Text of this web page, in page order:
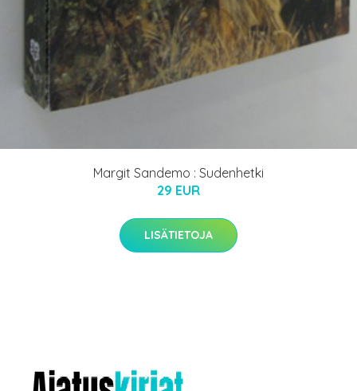
Margit Sandemo : Sudenhetki
29 EUR
LISÄTIETOJA